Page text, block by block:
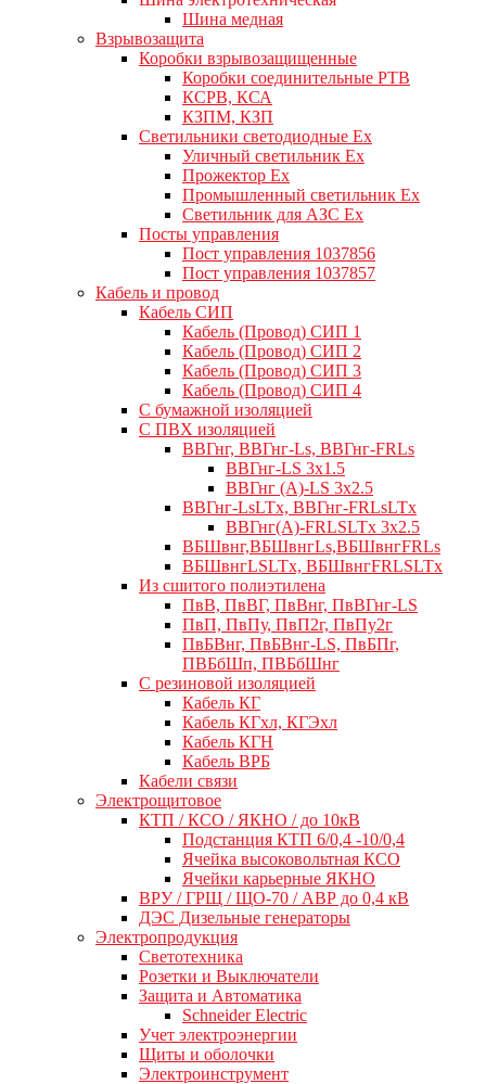
Шина медная
Взрывозащита
Коробки взрывозащищенные
Коробки соединительные РТВ
КСРВ, КСА
КЗПМ, КЗП
Светильники светодиодные Ex
Уличный светильник Ex
Прожектор Ex
Промышленный светильник Ex
Светильник для АЗС Ex
Посты управления
Пост управления 1037856
Пост управления 1037857
Кабель и провод
Кабель СИП
Кабель (Провод) СИП 1
Кабель (Провод) СИП 2
Кабель (Провод) СИП 3
Кабель (Провод) СИП 4
С бумажной изоляцией
С ПВХ изоляцией
ВВГнг, ВВГнг-Ls, ВВГнг-FRLs
ВВГнг-LS 3х1.5
ВВГнг (А)-LS 3х2.5
ВВГнг-LsLTx, ВВГнг-FRLsLTx
ВВГнг(А)-FRLSLTx 3х2.5
ВБШвнг,ВБШвнгLs,ВБШвнгFRLs
ВБШвнгLSLTx, ВБШвнгFRLSLTx
Из сшитого полиэтилена
ПвВ, ПвВГ, ПвВнг, ПвВГнг-LS
ПвП, ПвПу, ПвП2г, ПвПу2г
ПвБВнг, ПвБВнг-LS, ПвБПг,
ПВБбШп, ПВБбШнг
C резиновой изоляцией
Кабель КГ
Кабель КГхл, КГЭхл
Кабель КГН
Кабель ВРБ
Кабели связи
Электрощитовое
КТП / КСО / ЯКНО / до 10кВ
Подстанция КТП 6/0,4 -10/0,4
Ячейка высоковольтная КСО
Ячейки карьерные ЯКНО
ВРУ / ГРЩ / ЩО-70 / АВР до 0,4 кВ
ДЭС Дизельные генераторы
Электропродукция
Светотехника
Розетки и Выключатели
Защита и Автоматика
Schneider Electric
Учет электроэнергии
Щиты и оболочки
Электроинструмент